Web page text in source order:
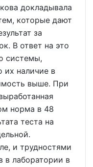
докладывала
которые дают
за
В ответ на это
системы,
их наличие в
выше. При
норма в 48
теста на
и трудностями
в лаборатории в